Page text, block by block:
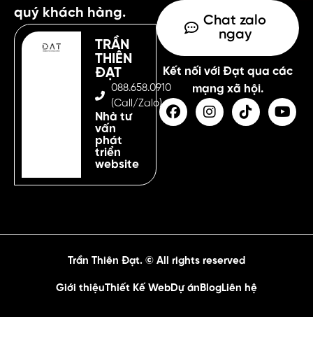
quý khách hàng.
TRẦN
THIÊN
ĐẠT
088.658.0910
(Call/Zalo)
Nhà tư
vấn
phát
triển
website
Chat zalo
ngay
Kết nối với Đạt qua các
mạng xã hội.
Trần Thiên Đạt. © All rights reserved
Giới thiệuThiết Kế WebDự án BlogLiên hệ